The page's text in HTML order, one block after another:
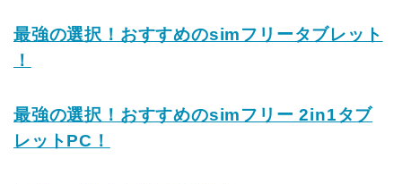
最強の選択！おすすめのsimフリータブレット
！
最強の選択！おすすめのsimフリー 2in1タブ
レットPC！